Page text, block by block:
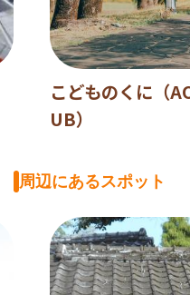
こどものくに（
UB）
周辺にあるスポット